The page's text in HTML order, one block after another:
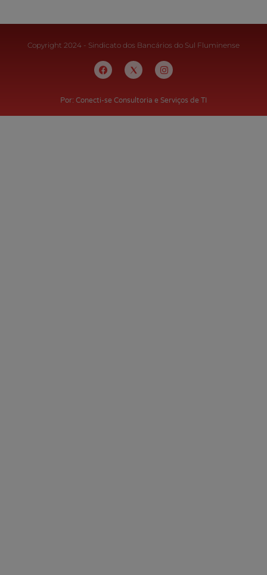
Copyright 2024 - Sindicato dos Bancários do Sul Fluminense
Por: Conecti-se Consultoria e Serviços de TI